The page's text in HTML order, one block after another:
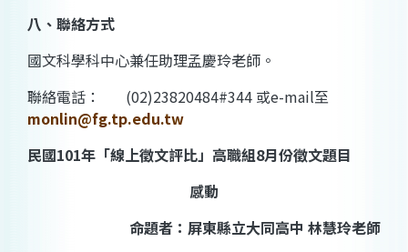
八、聯絡方式
國文科學科中心兼任助理孟慶玲老師。
聯絡電話：
(02)23820484#344 或e-mail至
monlin@fg.tp.edu.tw
民國101年「線上徵文評比」高職組8月份徵文題目
感動
命題者： 屏東縣立大同高中 林慧玲老師